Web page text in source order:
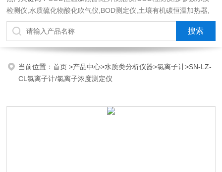
检测仪,水质硫化物酸化吹气仪,BOD测定仪,土壤有机碳恒温加热器,
液液萃取器,COD消解回流仪,水质采样器
当前位置：首页>产品中心>水质类分析仪器>氯离子计>SN-LZ-
CL氯离子计/氯离子浓度测定仪